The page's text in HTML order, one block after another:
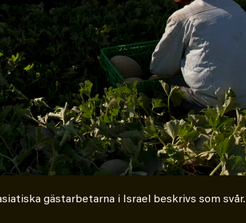
gästarbetarna i Israel beskrivs som svår.